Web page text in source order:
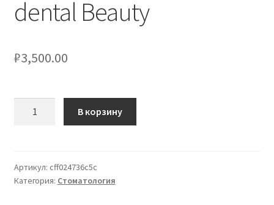
dental Beauty
₽3,500.00
applicator
tips
В корзину
Артикул: cff024736c5c
Категория: Стоматология